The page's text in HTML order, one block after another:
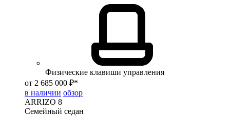
Физические клавиши управления
от 2 685 000 ₽*
в наличии обзор
ARRIZO 8
Семейный седан